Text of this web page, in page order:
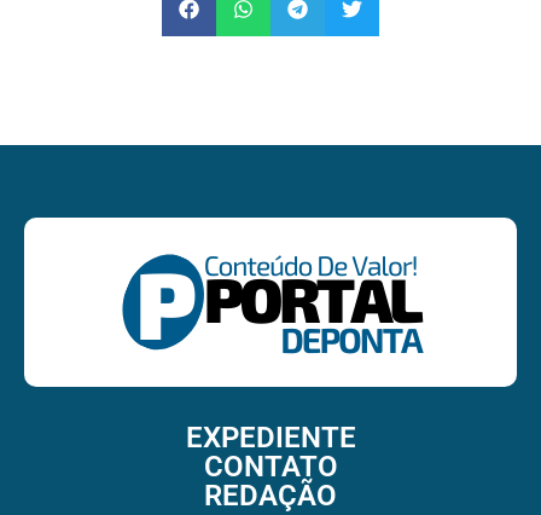
EXPEDIENTE
CONTATO
REDAÇÃO